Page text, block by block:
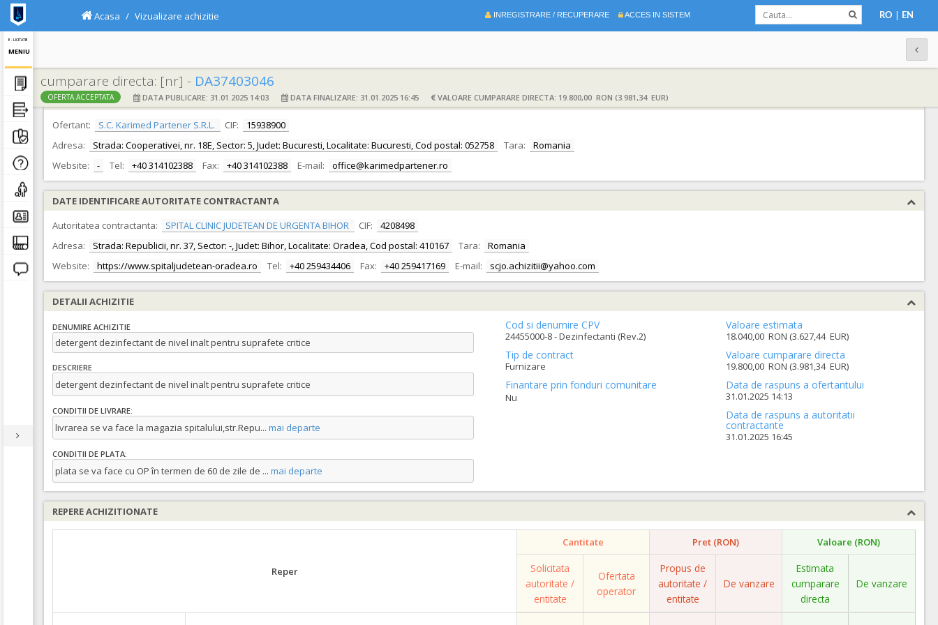
E - LICITATIE
MENIU
INREGISTRARE / RECUPERARE ACCES IN SISTEM RO | EN
Acasa Vizualizare achizitie
cumparare directa: [nr] - DA37403046
OFERTA ACCEPTATA DATA PUBLICARE: 31.01.2025 14:03 DATA FINALIZARE: 31.01.2025 16:45 VALOARE CUMPARARE DIRECTA: 19.800,00 RON (3.981,34 EUR)
DATE IDENTIFICARE OFERTANT
Ofertant:
S.C. Karimed Partener S.R.L. CIF:
15938900
Adresa:
Strada: Cooperativei, nr. 18E, Sector: 5, Judet: Bucuresti, Localitate: Bucuresti, Cod postal: 052758 Tara:
Romania
Website:
- Tel: +40 314102388 Fax: +40 314102388 E-mail: office@karimedpartener.ro
DATE IDENTIFICARE AUTORITATE CONTRACTANTA
Autoritatea contractanta:
SPITAL CLINIC JUDETEAN DE URGENTA BIHOR CIF:
4208498
Adresa:
Strada: Republicii, nr. 37, Sector: -, Judet: Bihor, Localitate: Oradea, Cod postal: 410167 Tara:
Romania
Website:
https://www.spitaljudetean-oradea.ro Tel: +40 259434406 Fax: +40 259417169 E-mail: scjo.achizitii@yahoo.com
DETALII ACHIZITIE
DENUMIRE ACHIZITIE
detergent dezinfectant de nivel inalt pentru suprafete critice
DESCRIERE
detergent dezinfectant de nivel inalt pentru suprafete critice
CONDITII DE LIVRARE:
livrarea se va face la magazia spitalului,str.Repu... mai departe
CONDITII DE PLATA:
plata se va face cu OP în termen de 60 de zile de ... mai departe
Cod si denumire CPV
24455000-8 - Dezinfectanti (Rev.2)
Tip de contract
Furnizare
Finantare prin fonduri comunitare
Nu
Valoare estimata
18.040,00 RON (3.627,44 EUR)
Valoare cumparare directa
19.800,00 RON (3.981,34 EUR)
Data de raspuns a ofertantului
31.01.2025 14:13
Data de raspuns a autoritatii
contractante
31.01.2025 16:45
REPERE ACHIZITIONATE
Reper
Cantitate Pret (RON) Valoare (RON)
Solicitata
autoritate /
entitate
Ofertata
operator
Propus de
autoritate /
entitate
De vanzare
Estimata
cumparare
directa
De vanzare